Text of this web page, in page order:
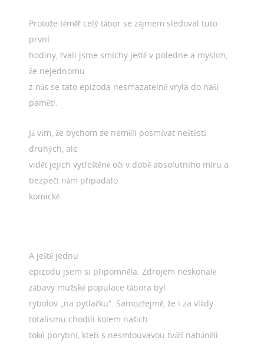
Protože téměř celý tábor se zájmem sledoval tuto
první
hodiny, řvali jsme smíchy ještě v poledne a myslím,
že nejednomu
z nás se tato epizoda nesmazatelně vryla do naší
paměti.
Já vím, že bychom se neměli posmívat neštěstí
druhých, ale
vidět jejich vytřeštěné oči v době absolutního míru a
bezpečí nám připadalo
komické.
A ještě jednu
epizodu jsem si připomněla. Zdrojem neskonalé
zábavy mužské populace tábora byl
rybolov „na pytlačku“. Samozřejmě, že i za vlády
totalismu chodili kolem našich
toků porybní, kteří s nesmlouvavou tváří naháněli